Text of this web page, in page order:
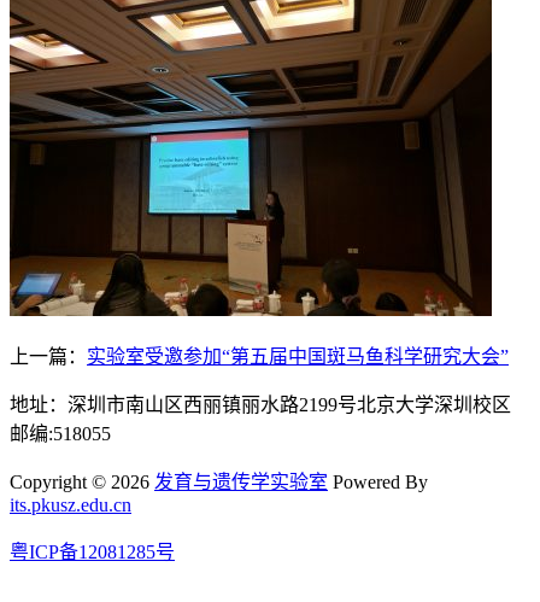
上一篇： 实验室受邀参加“第五届中国斑马鱼科学研究大会”
地址：深圳市南山区西丽镇丽水路2199号北京大学深圳校区
邮编:518055
Copyright © 2026 发育与遗传学实验室 Powered By
its.pkusz.edu.cn
粤ICP备12081285号